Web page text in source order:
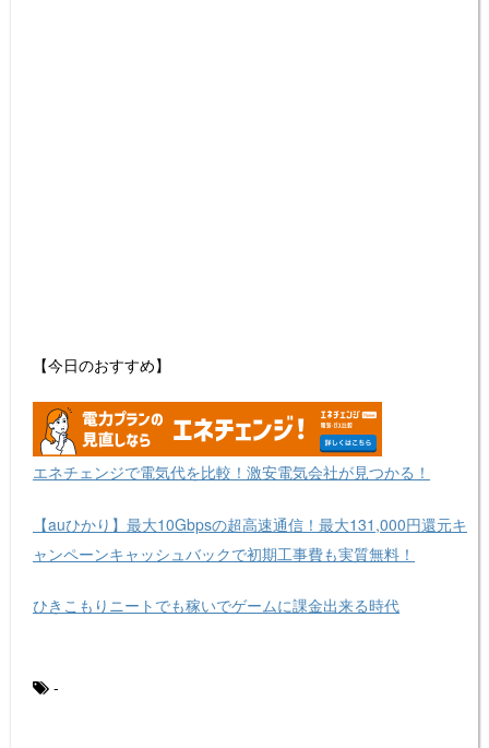
【今日のおすすめ】
エネチェンジで電気代を比較！激安電気会社が見つかる！
【auひかり】最大10Gbpsの超高速通信！最大131,000円還元キ
ャンペーンキャッシュバックで初期工事費も実質無料！
ひきこもりニートでも稼いでゲームに課金出来る時代
-